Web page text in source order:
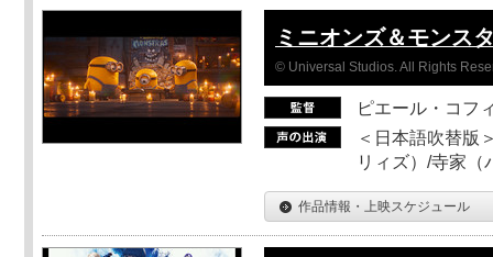
ミニオンズ＆モンス
© Universal Studios. All Rights
ピエール・コフ
＜日本語吹替版
リィズ）/寺家（
作品情報・上映スケジュール